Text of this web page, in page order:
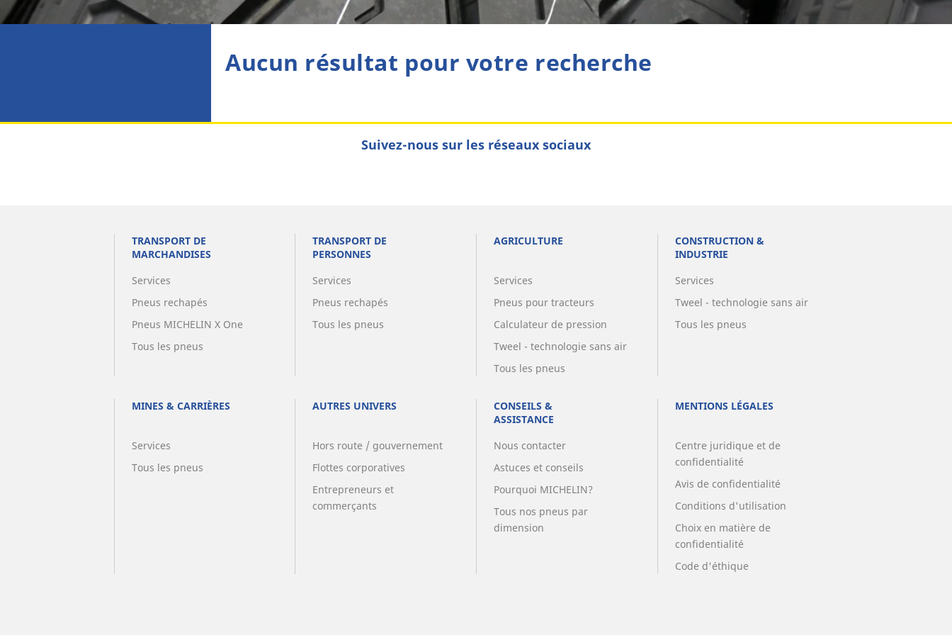
Aviation
Aucun résultat pour votre recherche
Suivez-nous sur les réseaux sociaux
TRANSPORT DE
MARCHANDISES
Services
Pneus rechapés
Pneus MICHELIN X One
Tous les pneus
TRANSPORT DE
PERSONNES
Services
Pneus rechapés
Tous les pneus
AGRICULTURE
Services
Pneus pour tracteurs
Calculateur de pression
Tweel - technologie sans air
Tous les pneus
CONSTRUCTION &
INDUSTRIE
Services
Tweel - technologie sans air
Tous les pneus
MINES & CARRIÈRES
Services
Tous les pneus
AUTRES UNIVERS
Hors route / gouvernement
Flottes corporatives
Entrepreneurs et
commerçants
CONSEILS &
ASSISTANCE
Nous contacter
Astuces et conseils
Pourquoi MICHELIN?
Tous nos pneus par
dimension
MENTIONS LÉGALES
Centre juridique et de
confidentialité
Avis de confidentialité
Conditions d'utilisation
Choix en matière de
confidentialité
Code d'éthique